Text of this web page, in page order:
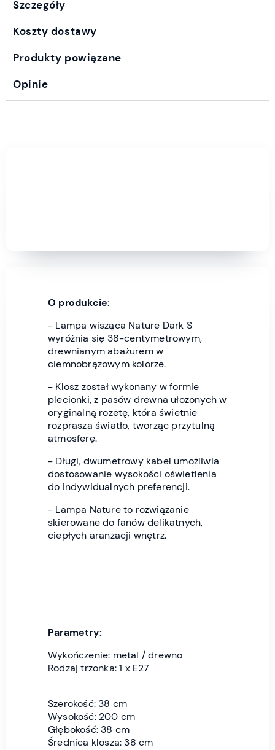
Szczegóły
Koszty dostawy
Produkty powiązane
Opinie
O produkcie:
- Lampa wisząca Nature Dark S
wyróżnia się 38-centymetrowym,
drewnianym abażurem w
ciemnobrązowym kolorze.
- Klosz został wykonany w formie
plecionki, z pasów drewna ułożonych w
oryginalną rozetę, która świetnie
rozprasza światło, tworząc przytulną
atmosferę.
- Długi, dwumetrowy kabel umożliwia
dostosowanie wysokości oświetlenia
do indywidualnych preferencji.
- Lampa Nature to rozwiązanie
skierowane do fanów delikatnych,
ciepłych aranżacji wnętrz.
Parametry:
Wykończenie: metal / drewno
Rodzaj trzonka: 1 x E27
Szerokość: 38 cm
Wysokość: 200 cm
Głębokość: 38 cm
Średnica klosza: 38 cm